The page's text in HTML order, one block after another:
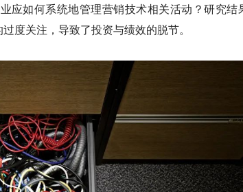
应如何系统地管理营销技术相关活动？研究结
度关注，导致了投资与绩效的脱节。